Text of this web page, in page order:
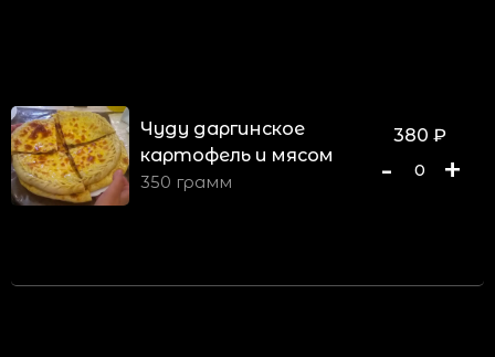
Чуду даргинское
картофель и мясом
350 грамм
380 ₽
- 0 +